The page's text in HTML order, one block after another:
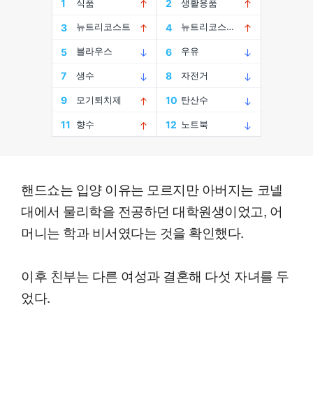
핸드쇼는 입양 이유는 모르지만 아버지는 코넬
대에서 물리학을 전공하던 대학원생이었고, 어
머니는 학과 비서였다는 것을 확인했다.
이후 친부는 다른 여성과 결혼해 다섯 자녀를 두
었다.